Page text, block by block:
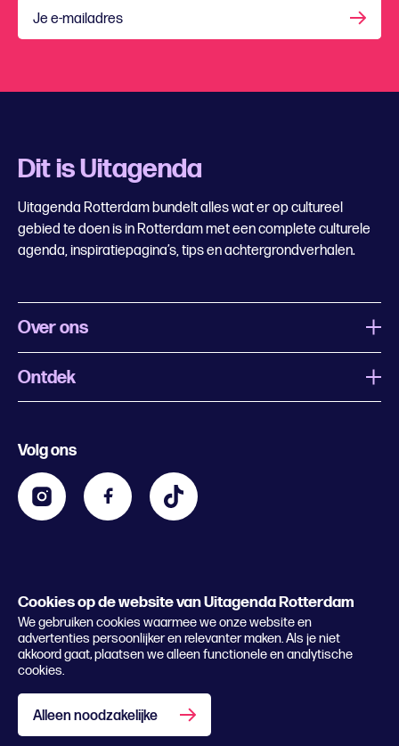
Cookies op de website van Uitagenda Rotterdam
We gebruiken cookies waarmee we onze website en
advertenties persoonlijker en relevanter maken. Als je niet
akkoord gaat, plaatsen we alleen functionele en analytische
cookies.
Alleen noodzakelijke
Je e-mailadres
Dit is Uitagenda
Uitagenda Rotterdam bundelt alles wat er op cultureel
gebied te doen is in Rotterdam met een complete culturele
agenda, inspiratiepagina’s, tips en achtergrondverhalen.
Over ons
Wat is Uitagenda Rotterdam
Contact
Zakelijk
Lees het magazine
Ontdek
Kids
Volg ons
© 2026 Rotterdam Festivals